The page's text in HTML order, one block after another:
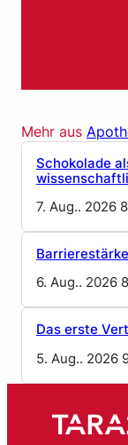
Mehr aus
Schokolade
7. Aug.. 2026
6. Aug.. 2026
Das erste
5. Aug.. 2026